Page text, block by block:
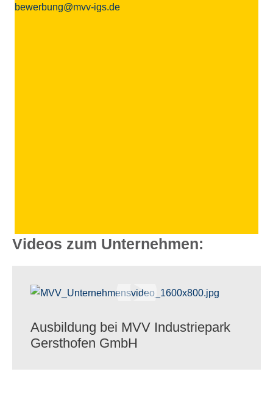
bewerbung@mvv-igs.de
Videos zum Unternehmen:
Ausbil­dung bei MVV Indus­trie­park
Gerst­ho­fen GmbH